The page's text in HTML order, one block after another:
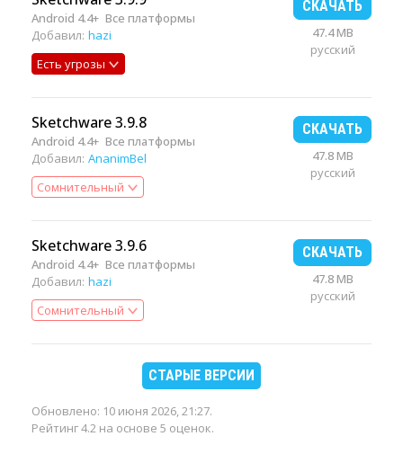
Android 4.4+ Все платформы
Добавил: hazi
Есть угрозы
СКАЧАТЬ
47.4 MB
русский
Sketchware 3.9.8
Android 4.4+ Все платформы
Добавил: AnanimBel
Сомнительный
СКАЧАТЬ
47.8 MB
русский
Sketchware 3.9.6
Android 4.4+ Все платформы
Добавил: hazi
Сомнительный
СКАЧАТЬ
47.8 MB
русский
СТАРЫЕ ВЕРСИИ
Обновлено: 10 июня 2026, 21:27.
Рейтинг 4.2 на основе 5 оценок.